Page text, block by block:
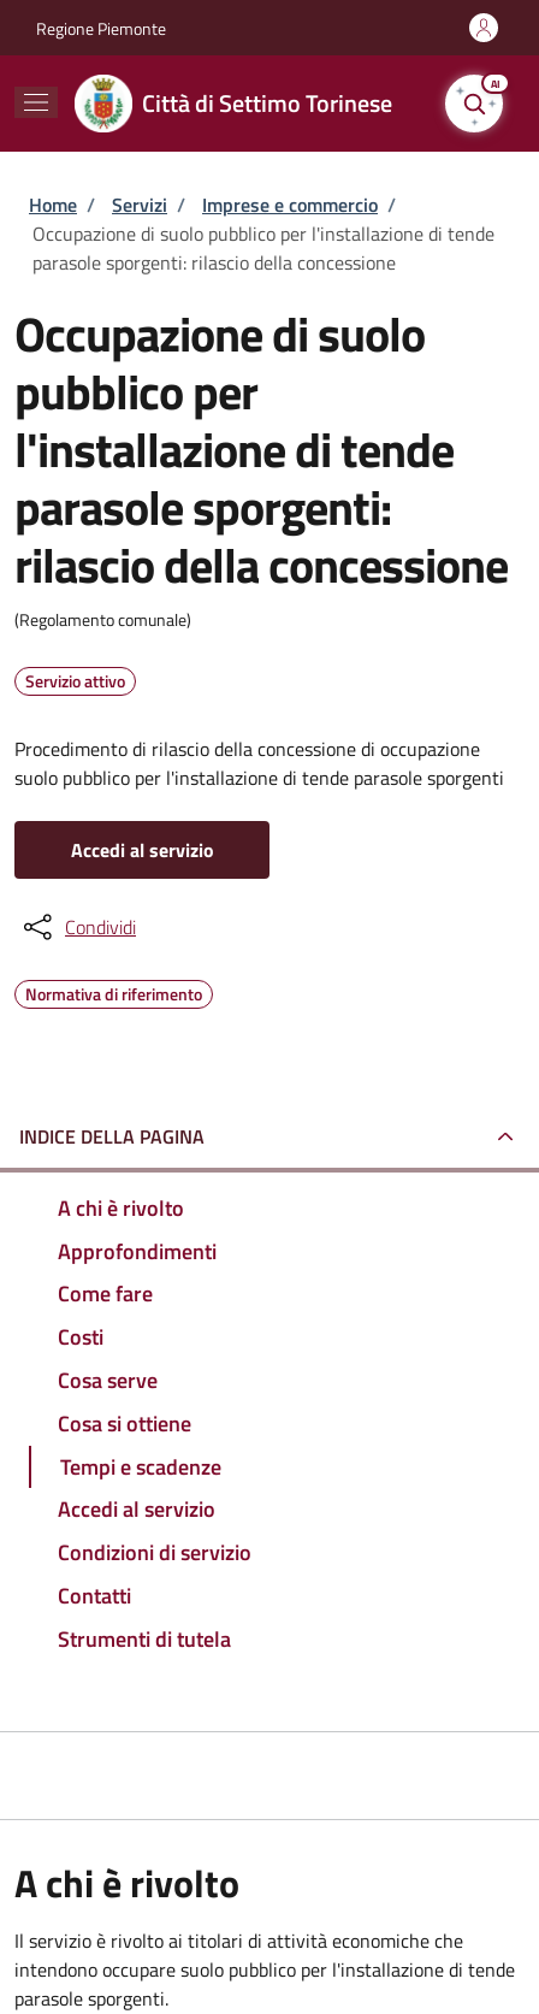
Regione Piemonte
Città di Settimo Torinese
AI
Briciole di pane
Home / Servizi / Imprese e commercio /
Occupazione di suolo pubblico per l'installazione di tende
parasole sporgenti: rilascio della concessione
Occupazione di suolo
pubblico per
l'installazione di tende
parasole sporgenti:
rilascio della concessione
(Regolamento comunale)
Servizio attivo
Procedimento di rilascio della concessione di occupazione
suolo pubblico per l'installazione di tende parasole sporgenti
Accedi al servizio
Condividi
Normativa di riferimento
INDICE DELLA PAGINA
A chi è rivolto
Approfondimenti
Come fare
Costi
Cosa serve
Cosa si ottiene
Tempi e scadenze
Accedi al servizio
Condizioni di servizio
Contatti
Strumenti di tutela
A chi è rivolto
Il servizio è rivolto ai titolari di attività economiche che
intendono occupare suolo pubblico per l'installazione di tende
parasole sporgenti.